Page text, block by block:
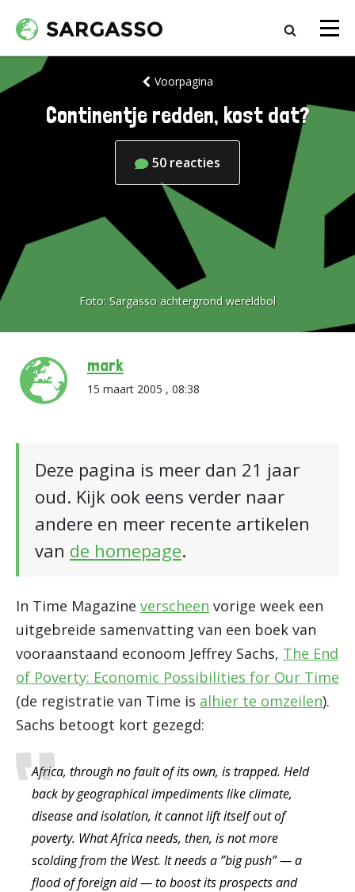
Voorpagina
Continentje redden, kost dat?
50 reacties
Foto: Sargasso achtergrond wereldbol
mark
15 maart 2005 , 08:38
Deze pagina is meer dan 21 jaar
oud. Kijk ook eens verder naar
andere en meer recente artikelen
van de homepage.
In Time Magazine verscheen vorige week een
uitgebreide samenvatting van een boek van
vooraanstaand econoom Jeffrey Sachs, The End
of Poverty: Economic Possibilities for Our Time
(de registratie van Time is alhier te omzeilen).
Sachs betoogt kort gezegd:
Africa, through no fault of its own, is trapped. Held
back by geographical impediments like climate,
disease and isolation, it cannot lift itself out of
poverty. What Africa needs, then, is not more
scolding from the West. It needs a ”big push” — a
flood of foreign aid — to boost its prospects and